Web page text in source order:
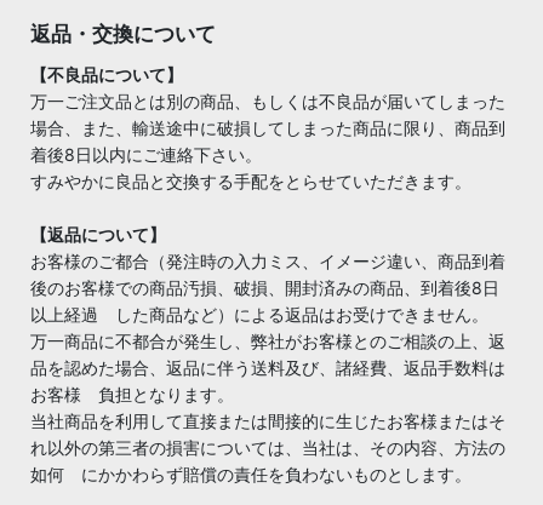
返品・交換について
【不良品について】
万一ご注文品とは別の商品、もしくは不良品が届いてしまった
場合、また、輸送途中に破損してしまった商品に限り、商品到
着後8日以内にご連絡下さい。
すみやかに良品と交換する手配をとらせていただきます。
【返品について】
お客様のご都合（発注時の入力ミス、イメージ違い、商品到着
後のお客様での商品汚損、破損、開封済みの商品、到着後8日
以上経過 した商品など）による返品はお受けできません。
万一商品に不都合が発生し、弊社がお客様とのご相談の上、返
品を認めた場合、返品に伴う送料及び、諸経費、返品手数料は
お客様 負担となります。
当社商品を利用して直接または間接的に生じたお客様またはそ
れ以外の第三者の損害については、当社は、その内容、方法の
如何 にかかわらず賠償の責任を負わないものとします。